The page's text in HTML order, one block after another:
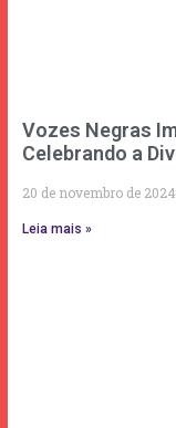
Vozes Negras
Celebrando a
20 de novembro de 2024
Leia mais »